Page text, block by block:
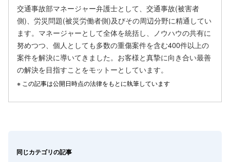
交通事故部マネージャー弁護士として、交通事故(被害者
側)、労災問題(被災労働者側)及びその周辺分野に精通してい
ます。マネージャーとして全体を統括し、ノウハウの共有に
努めつつ、個人としても多数の重傷案件を含む400件以上の
案件を解決に導いてきました。お客様と真摯に向き合い最善
の解決を目指すことをモットーとしています。
この記事は公開日時点の法律をもとに執筆しています
同じカテゴリの記事